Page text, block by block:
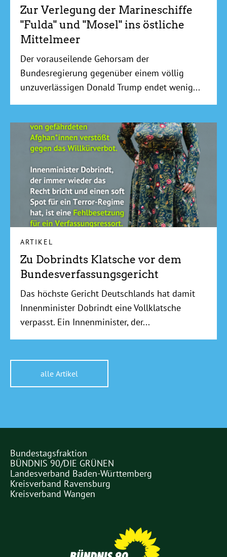
Zur Verlegung der Marineschiffe
"Fulda" und "Mosel" ins östliche
Mittelmeer
Der vorauseilende Gehorsam der
Bundesregierung gegenüber einem völlig
unzuverlässigen Donald Trump endet wenig...
ARTIKEL
Zu Dobrindts Klatsche vor dem
Bundesverfassungsgericht
Das höchste Gericht Deutschlands hat damit
Innenminister Dobrindt eine Vollklatsche
verpasst. Ein Innenminister, der...
alle Artikel
Partner
Links
Bundestagsfraktion
BÜNDNIS 90/DIE GRÜNEN
Landesverband Baden-Württemberg
Kreisverband Ravensburg
Kreisverband Wangen